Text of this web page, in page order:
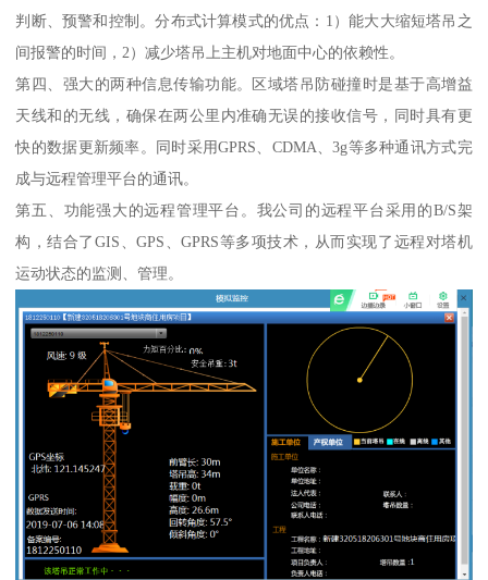
判断、预警和控制。分布式计算模式的优点：1）能大大缩短塔吊之
间报警的时间，2）减少塔吊上主机对地面中心的依赖性。
第四、强大的两种信息传输功能。区域塔吊防碰撞时是基于高增益
天线和的无线，确保在两公里内准确无误的接收信号，同时具有更
快的数据更新频率。同时采用GPRS、CDMA、3g等多种通讯方式完
成与远程管理平台的通讯。
第五、功能强大的远程管理平台。我公司的远程平台采用的B/S架
构，结合了GIS、GPS、GPRS等多项技术，从而实现了远程对塔机
运动状态的监测、管理。